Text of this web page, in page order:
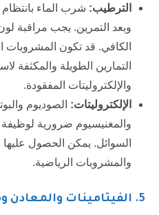
الترطيب: شرب الماء بانتظام
وبعد التمرين. يجب مراقبة
الكافي. قد تكون المشروبات
التمارين الطويلة والمكثفة
والإلكتروليتات المفقودة.
الإلكتروليتات: الصوديوم
والمغنيسيوم ضرورية
السوائل. يمكن الحصول عليها
والمشروبات الرياضية.
5. الفيتامينات